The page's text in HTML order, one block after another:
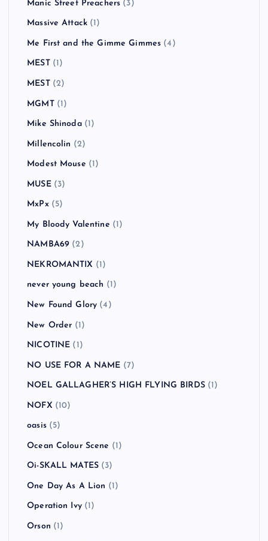
Manic Street Preachers (3)
Massive Attack (1)
Me First and the Gimme Gimmes (4)
MEST(1)
MEST(2)
MGMT(1)
Mike Shinoda(1)
Millencolin (2)
Modest Mouse (1)
MUSE(3)
MxPx(5)
My Bloody Valentine (1)
NAMBA69 (2)
NEKROMANTIX (1)
never young beach (1)
New Found Glory (4)
New Order (1)
NICOTINE (1)
NO USE FOR A NAME (7)
NOEL GALLAGHER’S HIGH FLYING BIRDS(1)
NOFX (10)
oasis(5)
Ocean Colour Scene (1)
Oi-SKALL MATES (3)
One Day As A Lion (1)
Operation Ivy(1)
Orson (1)